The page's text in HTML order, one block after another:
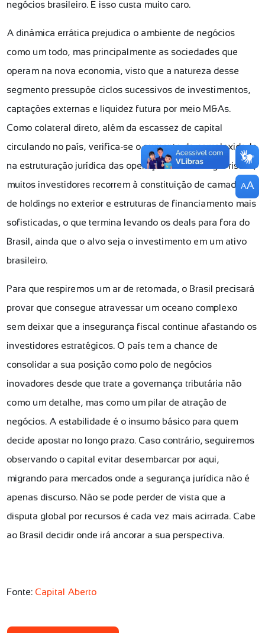
AA
negócios brasileiro. E isso custa muito caro.
A dinâmica errática prejudica o ambiente de negócios
como um todo, mas principalmente as sociedades que
operam na nova economia, visto que a natureza desse
segmento pressupõe ciclos sucessivos de investimentos,
captações externas e liquidez futura por meio M&As.
Como colateral direto, além da escassez de capital
circulando no país, verifica-se o aumento da complexidade
na estruturação jurídica das operações. Para mitigar riscos,
muitos investidores recorrem à constituição de camadas
de holdings no exterior e estruturas de financiamento mais
sofisticadas, o que termina levando os deals para fora do
Brasil, ainda que o alvo seja o investimento em um ativo
brasileiro.
Para que respiremos um ar de retomada, o Brasil precisará
provar que consegue atravessar um oceano complexo
sem deixar que a insegurança fiscal continue afastando os
investidores estratégicos. O país tem a chance de
consolidar a sua posição como polo de negócios
inovadores desde que trate a governança tributária não
como um detalhe, mas como um pilar de atração de
negócios. A estabilidade é o insumo básico para quem
decide apostar no longo prazo. Caso contrário, seguiremos
observando o capital evitar desembarcar por aqui,
migrando para mercados onde a segurança jurídica não é
apenas discurso. Não se pode perder de vista que a
disputa global por recursos é cada vez mais acirrada. Cabe
ao Brasil decidir onde irá ancorar a sua perspectiva.
Fonte: Capital Aberto